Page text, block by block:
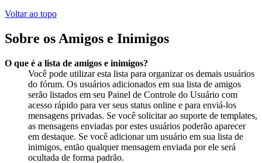
Voltar ao topo
Sobre os Amigos e Inimigos
O que é a lista de amigos e inimigos?
Você pode utilizar esta lista para organizar os demais usuários
do fórum. Os usuários adicionados em sua lista de amigos
serão listados em seu Painel de Controle do Usuário com
acesso rápido para ver seus status online e para enviá-los
mensagens privadas. Se você solicitar ao suporte de templates,
as mensagens enviadas por estes usuários poderão aparecer
em destaque. Se você adicionar um usuário em sua lista de
inimigos, então qualquer mensagem enviada por ele será
ocultada de forma padrão.